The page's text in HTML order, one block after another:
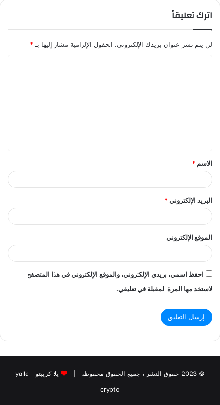
اترك تعليقاً
لن يتم نشر عنوان بريدك الإلكتروني. الحقول الإلزامية مشار إليها بـ *
ق
*
الاسم *
البريد الإلكتروني*
الموقع الإلكتروني
احفظ اسمي، بريدي الإلكتروني، والموقع الإلكتروني في هذا المتصفح
لاستخدامها المرة المقبلة في تعليقي.
© 2023 حقوق النشر ، جميع الحقوق محفوظة |
يلا كريبتو - yalla
crypto